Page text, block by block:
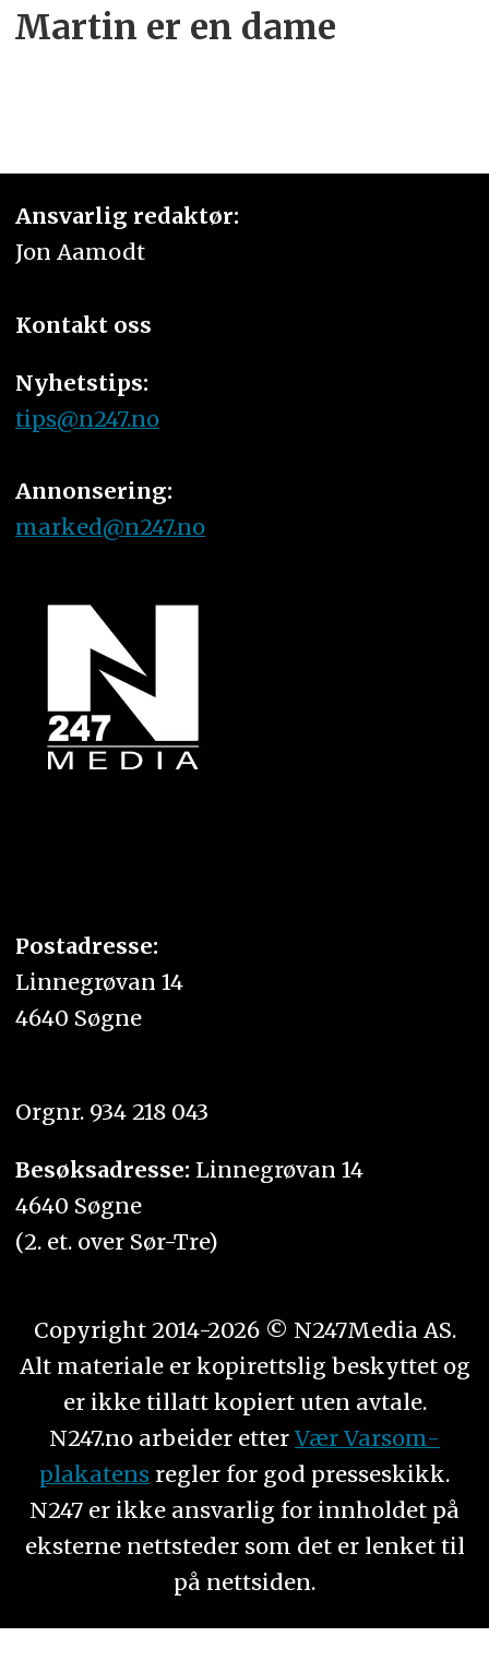
Martin er en dame
Ansvarlig redaktør:
Jon Aamodt
Kontakt oss
Nyhetstips:
tips@n247.no
Annonsering:
marked@n247.no
Postadresse:
Linnegrøvan 14
4640 Søgne
Orgnr. 934 218 043
Besøksadresse: Linnegrøvan 14
4640 Søgne
(2. et. over Sør-Tre)
Copyright 2014-2026 © N247Media AS.
Alt materiale er kopirettslig beskyttet og
er ikke tillatt kopiert uten avtale.
N247.no arbeider etter Vær Varsom-
plakatens regler for god presseskikk.
N247 er ikke ansvarlig for innholdet på
eksterne nettsteder som det er lenket til
på nettsiden.